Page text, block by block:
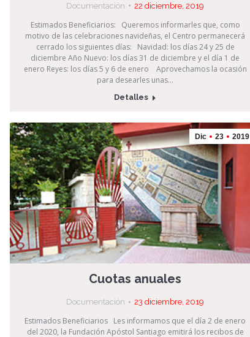
Documentación 22 diciembre, 2019
Estimados Beneficiarios: Queremos informarles que, como
motivo de las celebraciones navideñas, el Centro permanecerá
cerrado los siguientes días: Navidad: los días 24 y 25 de
diciembre Año Nuevo: los días 31 de diciembre y el día 1 de
enero Reyes: los días 5 y 6 de enero Aprovechamos la ocasión
para desearles unas…
Detalles
Dic 23 2019
Cuotas anuales
Documentación 23 diciembre, 2019
Estimados Beneficiarios Les informamos que el día 2 de enero
del 2020, la Fundación Apóstol Santiago emitirá los recibos de